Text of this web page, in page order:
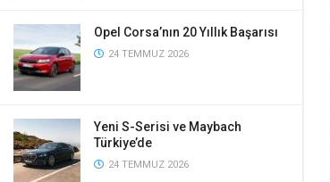
Opel Corsa’nın 20 Yıllık Başarısı
24 TEMMUZ 2026
Yeni S-Serisi ve Maybach
Türkiye’de
24 TEMMUZ 2026